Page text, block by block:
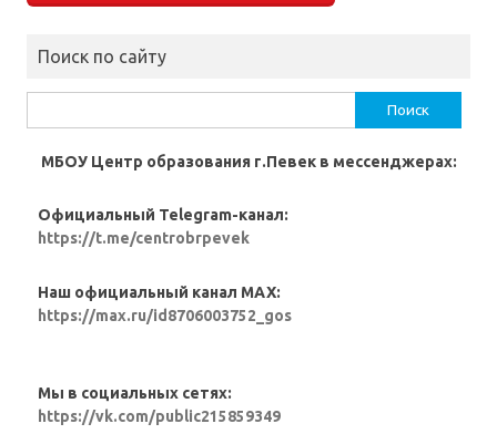
Поиск по сайту
МБОУ Центр образования г.Певек в мессенджерах:
Официальный Telegram-канал:
https://t.me/centrobrpevek
Наш официальный канал MAX:
https://max.ru/id8706003752_gos
Мы в социальных сетях:
https://vk.com/public215859349